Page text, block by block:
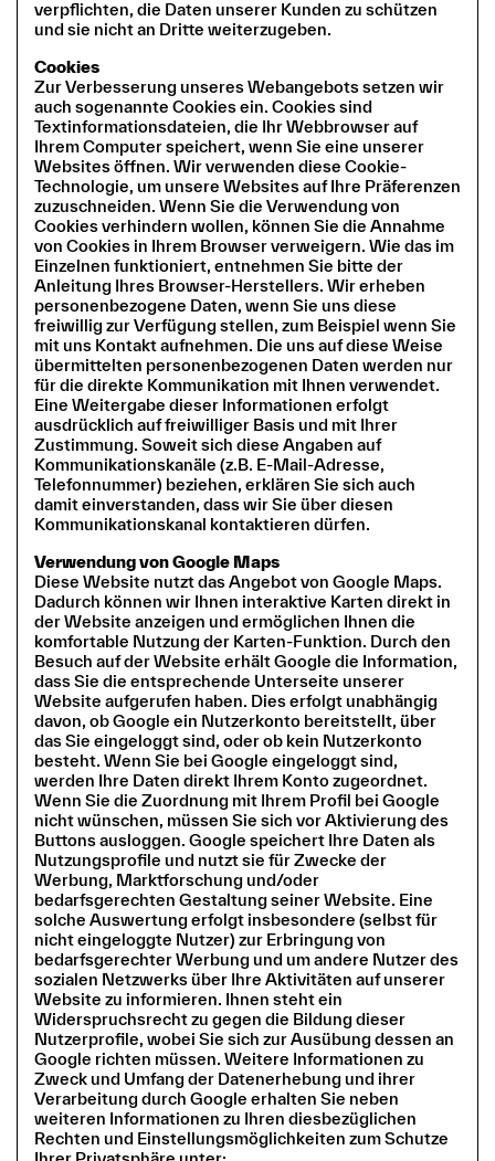
verpflichten, die Daten unserer Kunden zu schützen
und sie nicht an Dritte weiterzugeben.
Cookies
Zur Verbesserung unseres Webangebots setzen wir
auch sogenannte Cookies ein. Cookies sind
Textinformationsdateien, die Ihr Webbrowser auf
Ihrem Computer speichert, wenn Sie eine unserer
Websites öffnen. Wir verwenden diese Cookie-
Technologie, um unsere Websites auf Ihre Präferenzen
zuzuschneiden. Wenn Sie die Verwendung von
Cookies verhindern wollen, können Sie die Annahme
von Cookies in Ihrem Browser verweigern. Wie das im
Einzelnen funktioniert, entnehmen Sie bitte der
Anleitung Ihres Browser-Herstellers. Wir erheben
personenbezogene Daten, wenn Sie uns diese
freiwillig zur Verfügung stellen, zum Beispiel wenn Sie
mit uns Kontakt aufnehmen. Die uns auf diese Weise
übermittelten personenbezogenen Daten werden nur
für die direkte Kommunikation mit Ihnen verwendet.
Eine Weitergabe dieser Informationen erfolgt
ausdrücklich auf freiwilliger Basis und mit Ihrer
Zustimmung. Soweit sich diese Angaben auf
Kommunikationskanäle (z.B. E-Mail-Adresse,
Telefonnummer) beziehen, erklären Sie sich auch
damit einverstanden, dass wir Sie über diesen
Kommunikationskanal kontaktieren dürfen.
Verwendung von Google Maps
Diese Website nutzt das Angebot von Google Maps.
Dadurch können wir Ihnen interaktive Karten direkt in
der Website anzeigen und ermöglichen Ihnen die
komfortable Nutzung der Karten-Funktion. Durch den
Besuch auf der Website erhält Google die Information,
dass Sie die entsprechende Unterseite unserer
Website aufgerufen haben. Dies erfolgt unabhängig
davon, ob Google ein Nutzerkonto bereitstellt, über
das Sie eingeloggt sind, oder ob kein Nutzerkonto
besteht. Wenn Sie bei Google eingeloggt sind,
werden Ihre Daten direkt Ihrem Konto zugeordnet.
Wenn Sie die Zuordnung mit Ihrem Profil bei Google
nicht wünschen, müssen Sie sich vor Aktivierung des
Buttons ausloggen. Google speichert Ihre Daten als
Nutzungsprofile und nutzt sie für Zwecke der
Werbung, Marktforschung und/oder
bedarfsgerechten Gestaltung seiner Website. Eine
solche Auswertung erfolgt insbesondere (selbst für
nicht eingeloggte Nutzer) zur Erbringung von
bedarfsgerechter Werbung und um andere Nutzer des
sozialen Netzwerks über Ihre Aktivitäten auf unserer
Website zu informieren. Ihnen steht ein
Widerspruchsrecht zu gegen die Bildung dieser
Nutzerprofile, wobei Sie sich zur Ausübung dessen an
Google richten müssen. Weitere Informationen zu
Zweck und Umfang der Datenerhebung und ihrer
Verarbeitung durch Google erhalten Sie neben
weiteren Informationen zu Ihren diesbezüglichen
Rechten und Einstellungsmöglichkeiten zum Schutze